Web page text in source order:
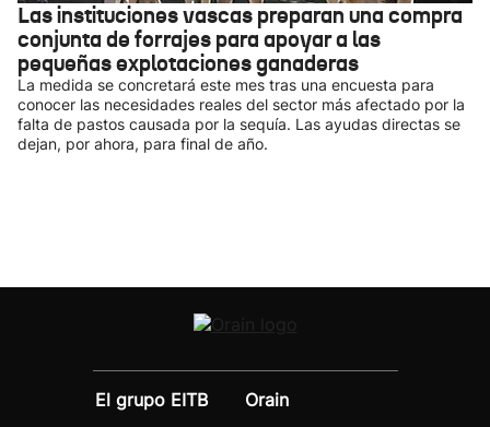
Las instituciones vascas preparan una compra
conjunta de forrajes para apoyar a las
pequeñas explotaciones ganaderas
La medida se concretará este mes tras una encuesta para
conocer las necesidades reales del sector más afectado por la
falta de pastos causada por la sequía. Las ayudas directas se
dejan, por ahora, para final de año.
El grupo EITB
Orain